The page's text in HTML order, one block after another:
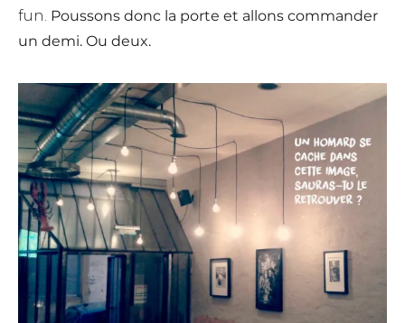
fun. Poussons donc la porte et allons commander
un demi. Ou deux.